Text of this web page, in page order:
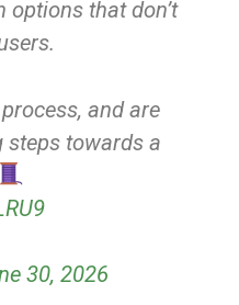
that don’t
and are
steps towards a
30, 2026